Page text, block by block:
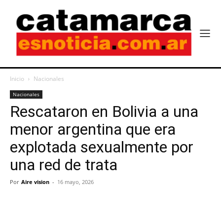
Inicio Nacionales
Nacionales
Rescataron en Bolivia a una
menor argentina que era
explotada sexualmente por
una red de trata
Por Aire vision - 16 mayo, 2026